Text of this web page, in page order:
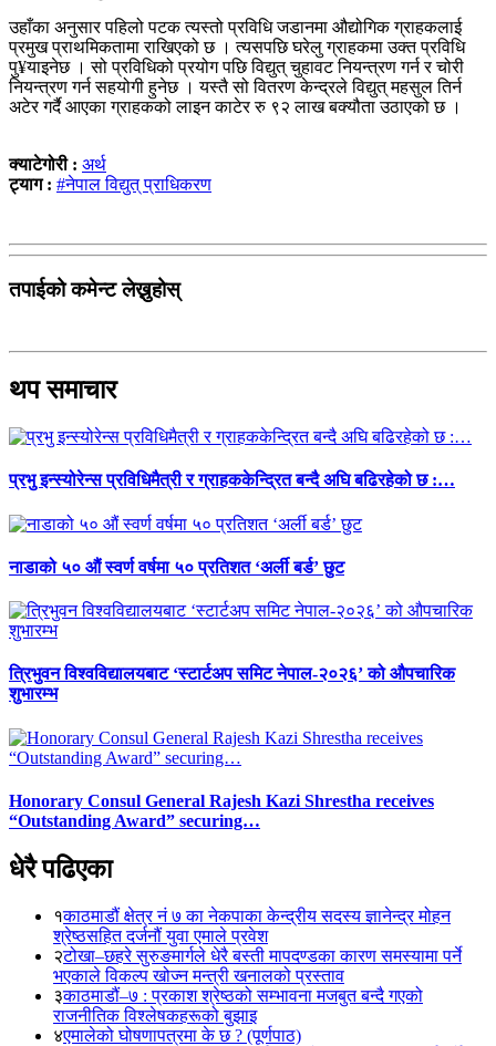
उहाँका अनुसार पहिलो पटक त्यस्तो प्रविधि जडानमा औद्योगिक ग्राहकलाई
प्रमुख प्राथमिकतामा राखिएको छ । त्यसपछि घरेलु ग्राहकमा उक्त प्रविधि
पु¥याइनेछ । सो प्रविधिको प्रयोग पछि विद्युत् चुहावट नियन्त्रण गर्न र चोरी
नियन्त्रण गर्न सहयोगी हुनेछ । यस्तै सो वितरण केन्द्रले विद्युत् महसुल तिर्न
अटेर गर्दै आएका ग्राहकको लाइन काटेर रु ९२ लाख बक्यौता उठाएको छ ।
क्याटेगोरी : अर्थ
ट्याग : #नेपाल विद्युत् प्राधिकरण
तपाईको कमेन्ट लेख्नुहोस्
थप समाचार
प्रभु इन्स्योरेन्स प्रविधिमैत्री र ग्राहककेन्द्रित बन्दै अघि बढिरहेको छ :…
नाडाको ५० औं स्वर्ण वर्षमा ५० प्रतिशत ‘अर्ली बर्ड’ छुट
त्रिभुवन विश्वविद्यालयबाट ‘स्टार्टअप समिट नेपाल-२०२६’ को औपचारिक
शुभारम्भ
Honorary Consul General Rajesh Kazi Shrestha receives
“Outstanding Award” securing…
धेरै पढिएका
१काठमाडौं क्षेत्र नं ७ का नेकपाका केन्द्रीय सदस्य ज्ञानेन्द्र मोहन
श्रेष्ठसहित दर्जनौं युवा एमाले प्रवेश
२टोखा–छहरे सुरुङमार्गले धेरै बस्ती मापदण्डका कारण समस्यामा पर्ने
भएकाले विकल्प खोज्न मन्त्री खनालको प्रस्ताव
३काठमाडौं–७ : प्रकाश श्रेष्ठको सम्भावना मजबुत बन्दै गएको
राजनीतिक विश्लेषकहरूको बुझाइ
४एमालेको घोषणापत्रमा के छ ? (पूर्णपाठ)